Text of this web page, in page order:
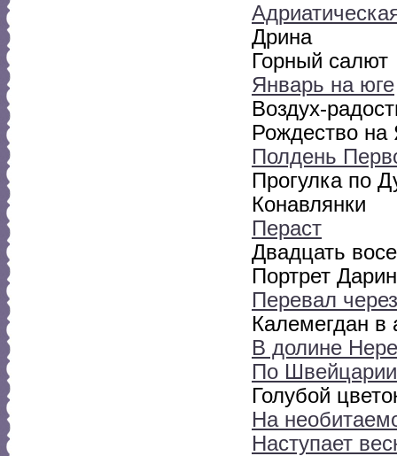
Дрина
Горный салют
Январь на юге
Воздух-
Рождество на
Полдень
Прогулка по
Конавлянки
Пераст
Двадцать
Портрет
Перевал
Калемегдан в
В долине
По Швейцарии
Голубой
На
Наступает